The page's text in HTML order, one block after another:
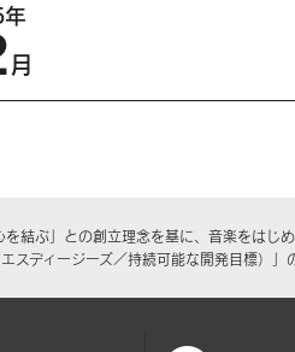
月
結ぶ」との創立理念を基に、音楽をはじ
スディージーズ／持続可能な開発目標）」